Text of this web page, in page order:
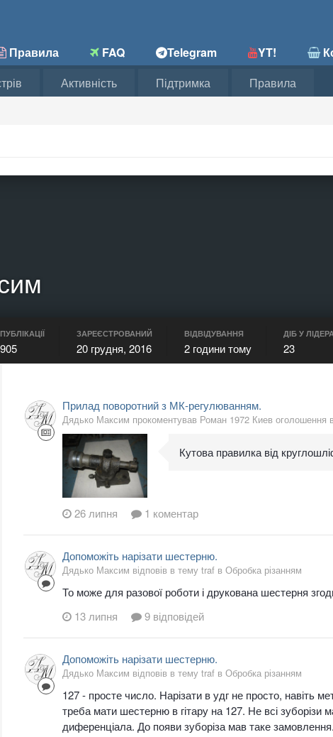
Правила FAQ Telegram YT!
Активність Підтримка Правила
ПУБЛІКАЦІЇ
905
ЗАРЕЄСТРОВАНИЙ
20 грудня, 2016
ВІДВІДУВАННЯ
2 години тому
ДІБ У
23
Прилад поворотний з МК-регулюванням.
Дядько Максим прокоментував Роман 1972 Киев оголошення в
Кутова правилка від
26 липня 1 коментар
Допоможіть нарізати шестерню.
Дядько Максим відповів в тему traf в Обробка різанням
То може для разової роботи і друкована шестерня
13 липня
9 відповідей
Допоможіть нарізати шестерню.
Дядько Максим відповів в тему traf в Обробка різанням
127 - просте число. Нарізати в удг не просто, навіть
треба мати шестерню в гітару на 127. Не всі зуборізи
диференціала. До появи зуборіза мав таке